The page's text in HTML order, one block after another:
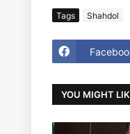
Tags Shahdol
YOU MIGHT